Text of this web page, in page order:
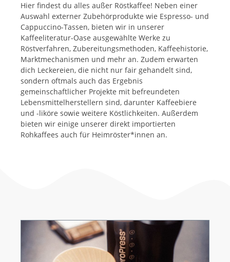
Hier findest du alles außer Röstkaffee! Neben einer
Auswahl externer Zubehörprodukte wie Espresso- und
Cappuccino-Tassen, bieten wir in unserer
Kaffeeliteratur-Oase ausgewählte Werke zu
Röstverfahren, Zubereitungsmethoden, Kaffeehistorie,
Marktmechanismen und mehr an. Zudem erwarten
dich Leckereien, die nicht nur fair gehandelt sind,
sondern oftmals auch das Ergebnis
gemeinschaftlicher Projekte mit befreundeten
Lebensmittelherstellern sind, darunter Kaffeebiere
und -liköre sowie weitere Köstlichkeiten. Außerdem
bieten wir einige unserer direkt importierten
Rohkaffees auch für Heimröster*innen an.